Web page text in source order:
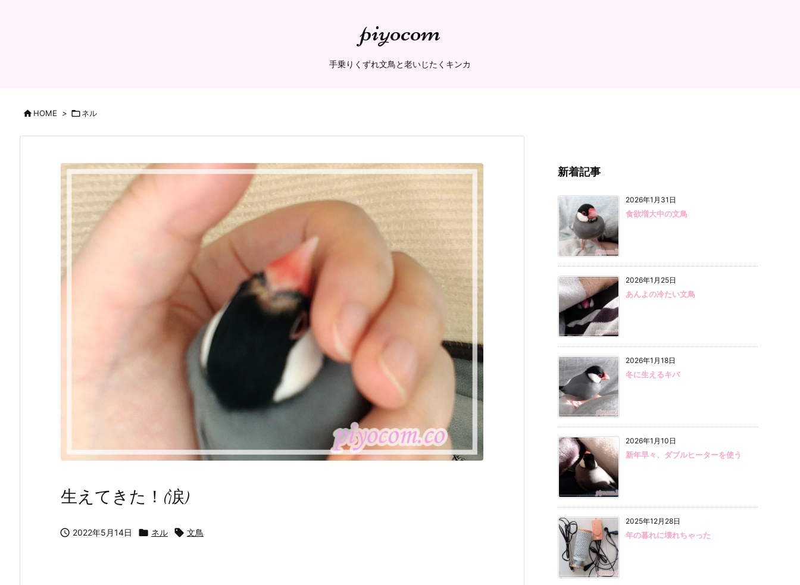
piyocom
手乗りくずれ文鳥と老いじたくキンカ
HOME > ネル
生えてきた！(涙)
 2022年5月14日  ネル  文鳥
新着記事
2026年1月31日
食欲増大中の文鳥
2026年1月25日
あんよの冷たい文鳥
2026年1月18日
冬に生えるキバ
2026年1月10日
新年早々、ダブルヒーターを使う
2025年12月28日
年の暮れに壊れちゃった